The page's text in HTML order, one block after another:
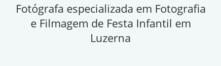
Fotógrafa especializada em Fotografia
e Filmagem de Festa Infantil em
Luzerna